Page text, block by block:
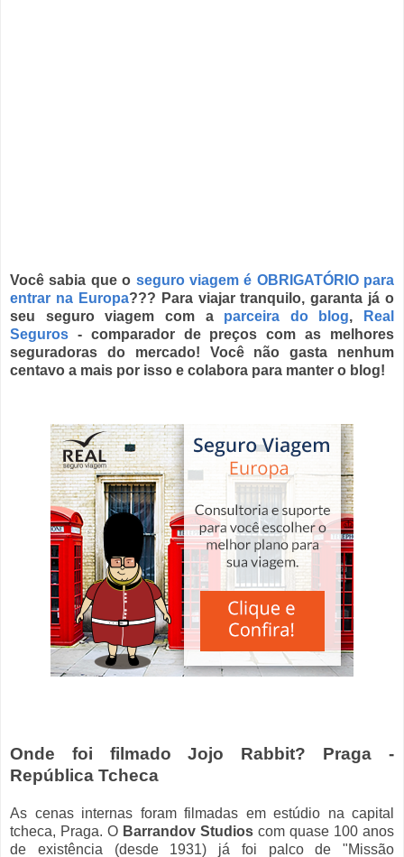
Você sabia que o seguro viagem é OBRIGATÓRIO para
entrar na Europa??? Para viajar tranquilo, garanta já o
seu seguro viagem com a parceira do blog,
Real
Seguros - comparador de preços com as melhores
seguradoras do mercado! Você não gasta nenhum
centavo a mais por isso e colabora para manter o blog!
Onde foi filmado Jojo Rabbit? Praga -
República Tcheca
As cenas internas foram filmadas em estúdio na capital
tcheca, Praga. O Barrandov Studios com quase 100 anos
de existência (desde 1931) já foi palco de "Missão